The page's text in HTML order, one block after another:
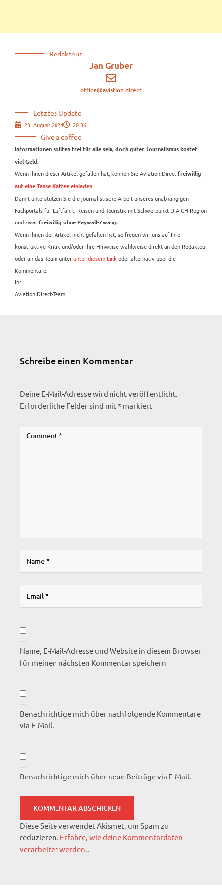
Redakteur
Jan Gruber
office@aviation.direct
Letztes Update
23. August 2024 20:36
Give a coffee
Informationen sollten frei für alle sein, doch guter Journalismus kostet
viel Geld.
Wenn Ihnen dieser Artikel gefallen hat, können Sie Aviation.Direct freiwillig
auf eine Tasse Kaffee einladen
Damit unterstützen Sie die journalistische Arbeit unseres unabhängigen
Fachportals für Luftfahrt, Reisen und Touristik mit Schwerpunkt D-A-CH-Region
und zwar freiwillig ohne Paywall-Zwang.
Wenn Ihnen der Artikel nicht gefallen hat, so freuen wir uns auf Ihre
konstruktive Kritik und/oder Ihre Hinweise wahlweise direkt an den Redakteur
oder an das Team unterunter diesem Link oder alternativ über die
Kommentare.
Ihr
Aviation.Direct-Team
Schreibe einen Kommentar
Deine E-Mail-Adresse wird nicht veröffentlicht.
Erforderliche Felder sind mit* markiert
Name, E-Mail-Adresse und Website in diesem Browser
für meinen nächsten Kommentar speichern.
Benachrichtige mich über nachfolgende Kommentare
via E-Mail.
Benachrichtige mich über neue Beiträge via E-Mail.
Diese Seite verwendet Akismet, um Spam zu
reduzieren. Erfahre, wie deine Kommentardaten
verarbeitet werden..